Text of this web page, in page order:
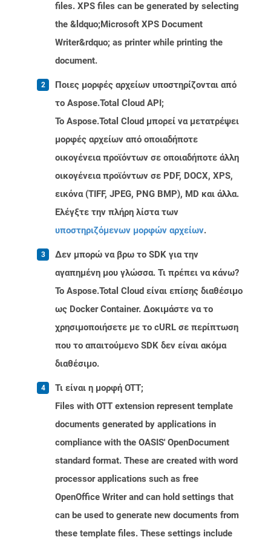
files. XPS files can be generated by selecting
the &ldquo;Microsoft XPS Document
Writer&rdquo; as printer while printing the
document.
Ποιες μορφές αρχείων υποστηρίζονται από
το Aspose.Total Cloud API;
Το Aspose.Total Cloud μπορεί να μετατρέψει
μορφές αρχείων από οποιαδήποτε
οικογένεια προϊόντων σε οποιαδήποτε άλλη
οικογένεια προϊόντων σε PDF, DOCX, XPS,
εικόνα (TIFF, JPEG, PNG BMP), MD και άλλα.
Ελέγξτε την πλήρη λίστα των
υποστηριζόμενων μορφών αρχείων.
Δεν μπορώ να βρω το SDK για την
αγαπημένη μου γλώσσα. Τι πρέπει να κάνω?
Το Aspose.Total Cloud είναι επίσης διαθέσιμο
ως Docker Container. Δοκιμάστε να το
χρησιμοποιήσετε με το cURL σε περίπτωση
που το απαιτούμενο SDK δεν είναι ακόμα
διαθέσιμο.
Τι είναι η μορφή OTT;
Files with OTT extension represent template
documents generated by applications in
compliance with the OASIS' OpenDocument
standard format. These are created with word
processor applications such as free
OpenOffice Writer and can hold settings that
can be used to generate new documents from
these template files. These settings include